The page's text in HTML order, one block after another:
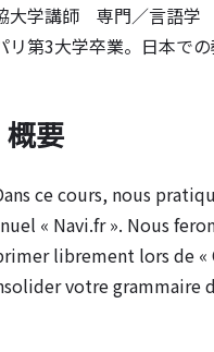
大学講師 専門／言語学
リ第3大学卒業。日本で
概要
ce cours, nous
« Navi.fr ». Nous
librement lors de «
votre grammaire